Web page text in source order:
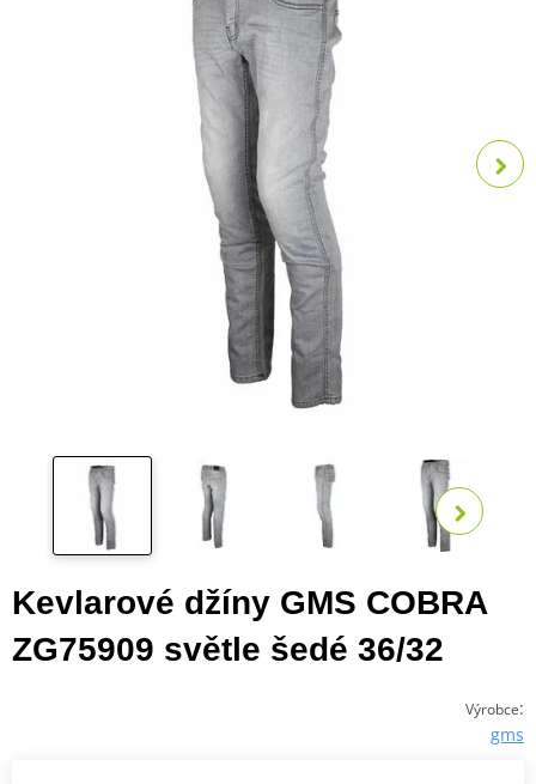
Kevlarové džíny GMS COBRA
ZG75909 světle šedé 36/32
Výrobce:
gms